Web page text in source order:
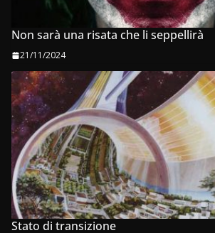
Non sarà una risata che li seppellirà
21/11/2024
Stato di transizione